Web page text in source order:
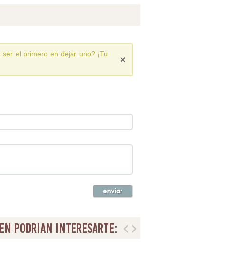
el primero en dejar uno? ¡Tu
podrian interesarte: